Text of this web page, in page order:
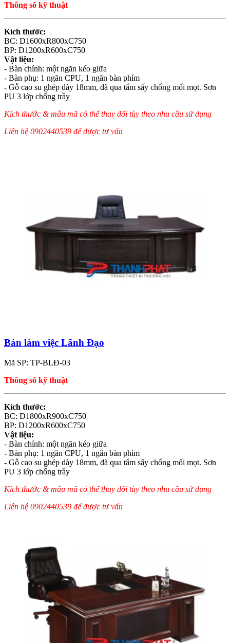
Thông số kỹ thuật
Kích thước:
BC: D1600xR800xC750
BP: D1200xR600xC750
Vật liệu:
- Bàn chính: một ngăn kéo giữa
- Bàn phụ: 1 ngăn CPU, 1 ngăn bàn phím
- Gỗ cao su ghép dày 18mm, đã qua tẩm sấy chống mối mọt. Sơn
PU 3 lớp chống trầy
Kích thước & mẫu mã có thể thay đổi tùy theo nhu cầu sử dụng
Liên hệ 0902440539 để được tư vấn
Bàn làm việc Lãnh Đạo
Mã SP: TP-BLĐ-03
Thông số kỹ thuật
Kích thước:
BC: D1800xR900xC750
BP: D1200xR600xC750
Vật liệu:
- Bàn chính: một ngăn kéo giữa
- Bàn phụ: 1 ngăn CPU, 1 ngăn bàn phím
- Gỗ cao su ghép dày 18mm, đã qua tẩm sấy chống mối mọt. Sơn
PU 3 lớp chống trầy
Kích thước & mẫu mã có thể thay đổi tùy theo nhu cầu sử dụng
Liên hệ 0902440539 để được tư vấn